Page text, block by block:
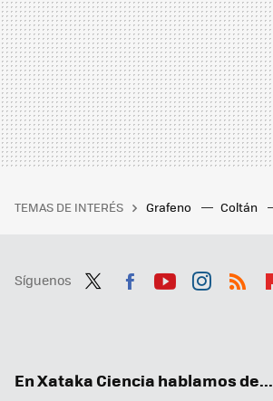
TEMAS DE INTERÉS Grafeno Coltán
Síguenos
En Xataka Ciencia hablamos de...